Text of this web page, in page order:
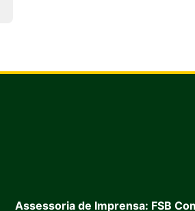
Assessoria de Imprensa: FSB